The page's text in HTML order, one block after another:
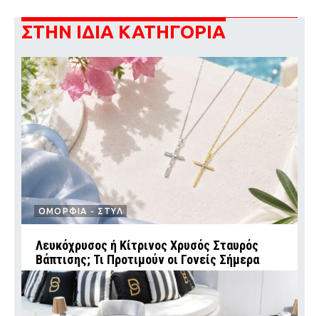
ΣΤΗΝ ΙΔΙΑ ΚΑΤΗΓΟΡΙΑ
ΟΜΟΡΦΙΑ - ΣΤΥΛ
Λευκόχρυσος ή Κίτρινος Χρυσός Σταυρός
Βάπτισης; Τι Προτιμούν οι Γονείς Σήμερα